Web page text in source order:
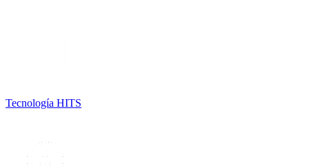
Tecnología HITS